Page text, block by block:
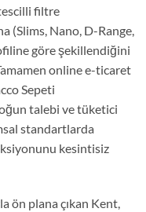
filtre
(Slims, Nano, D-Range,
göre şekillendiğini
online e-ticaret
Sepeti
talebi ve tüketici
standartlarda
kesintisiz
ön plana çıkan Kent,